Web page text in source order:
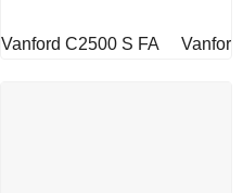
Vanford C2500 S FA